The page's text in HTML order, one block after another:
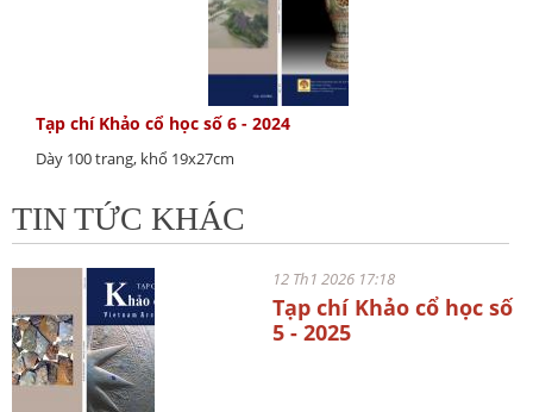
Tạp chí Khảo cổ học số 6 - 2024
Dày 100 trang, khổ 19x27cm
TIN TỨC KHÁC
12 Th1 2026 17:18
Tạp chí Khảo cổ học số
5 - 2025